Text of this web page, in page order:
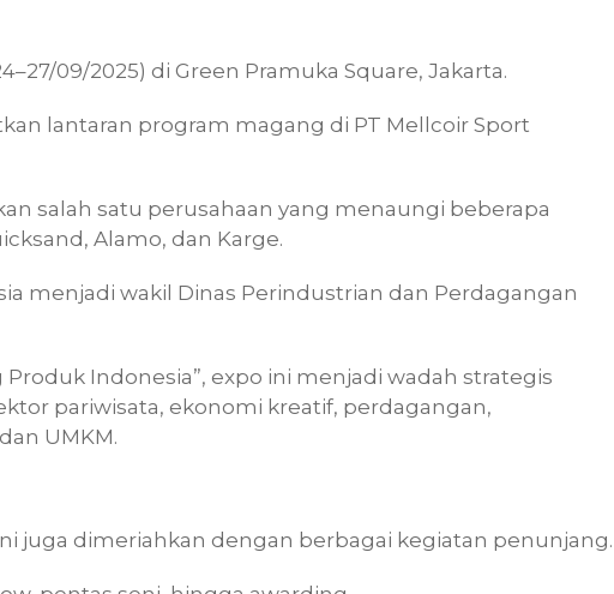
09/2025) di Green Pramuka Square, Jakarta.
lantaran program magang di PT Mellcoir Sport
salah satu perusahaan yang menaungi beberapa
Alamo, dan Karge.
menjadi wakil Dinas Perindustrian dan Perdagangan
Indonesia”, expo ini menjadi wadah strategis
pariwisata, ekonomi kreatif, perdagangan,
UMKM.
juga dimeriahkan dengan berbagai kegiatan penunjang.